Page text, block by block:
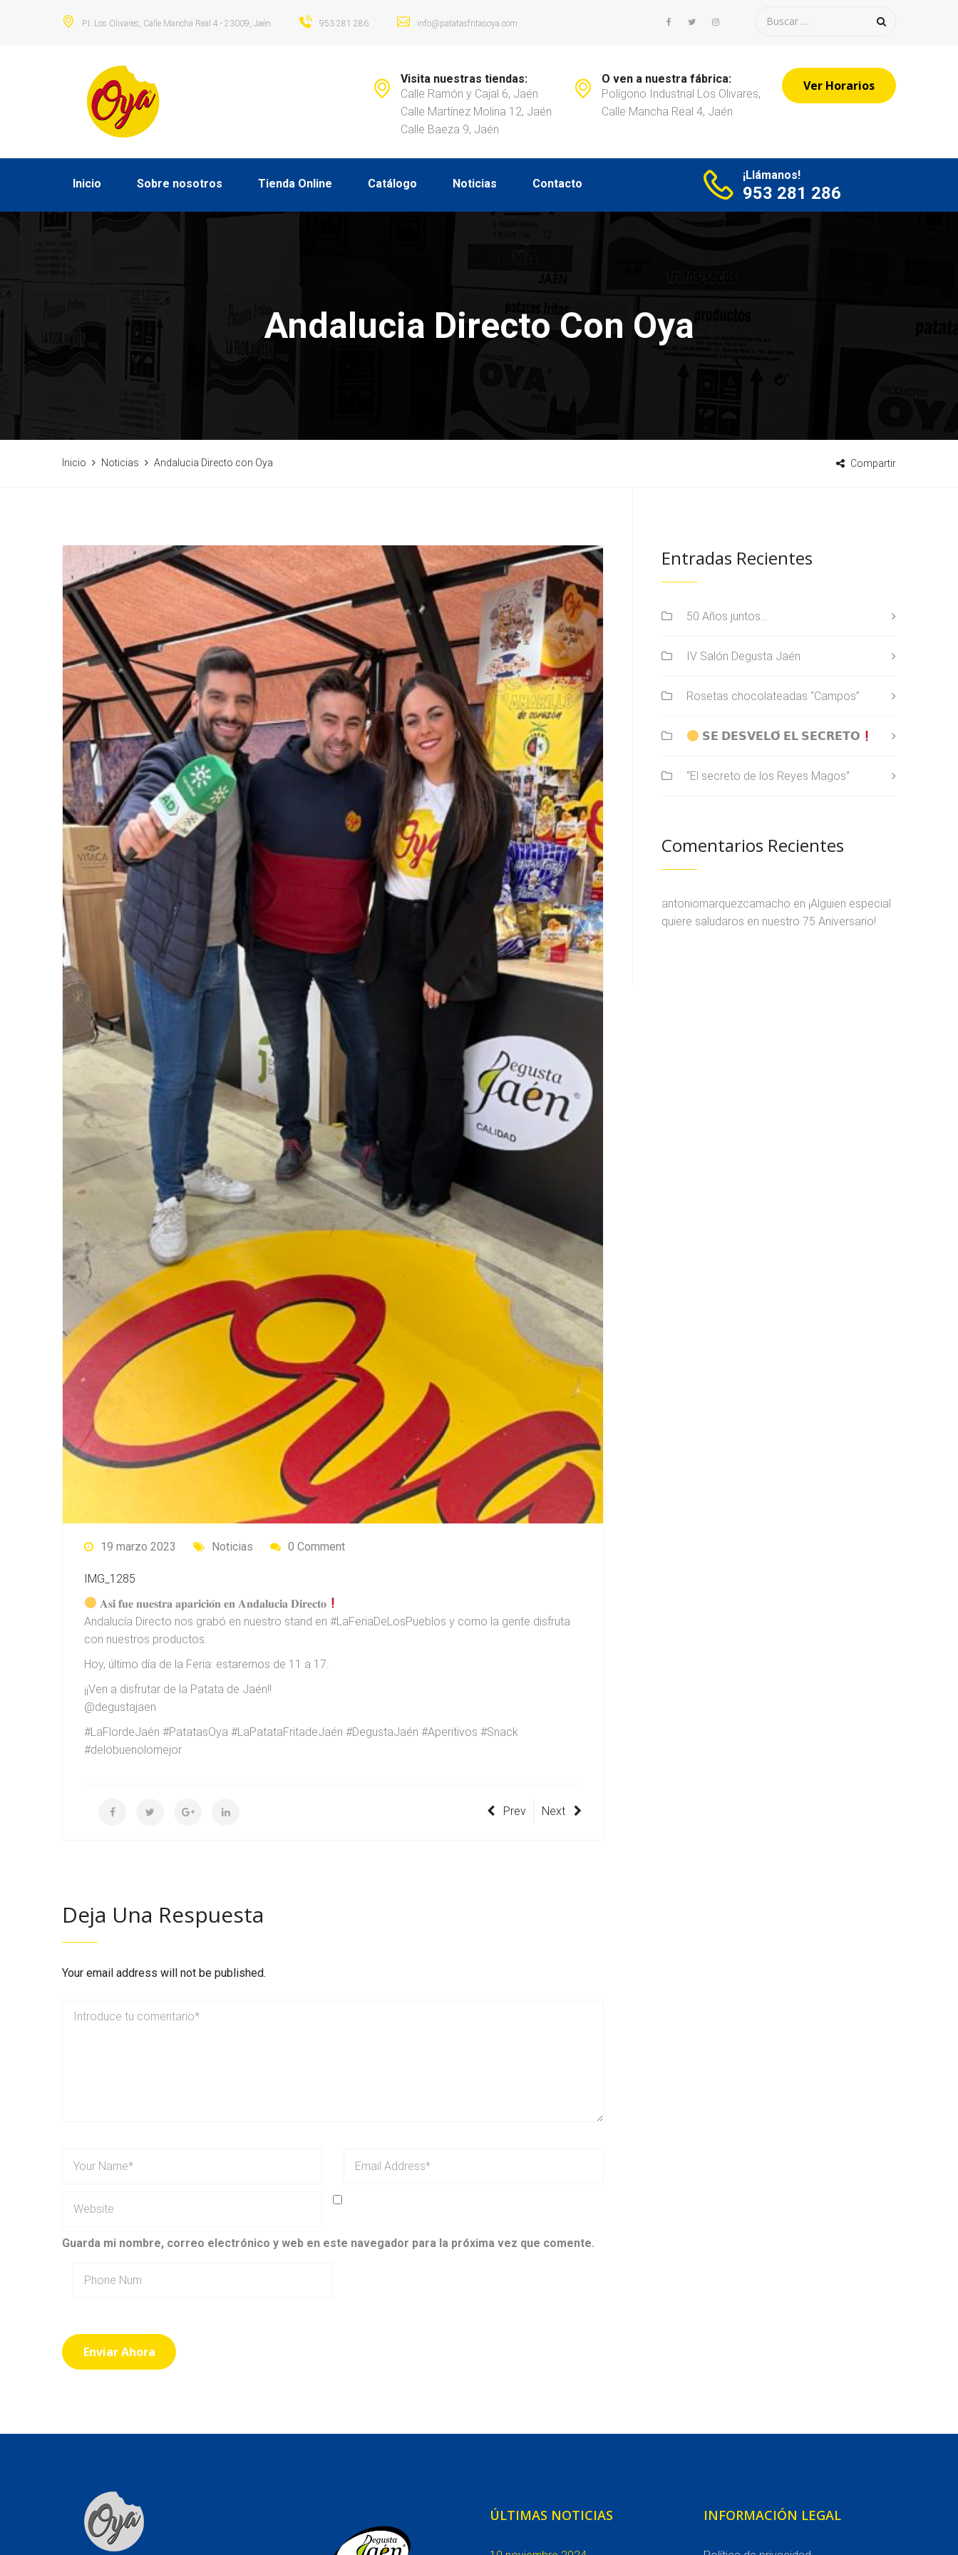
P.I. Los Olivares, Calle Mancha Real 4 - 23009, Jaén 953 281 286 info@patatasfritasoya.com
Visita nuestras tiendas:
Calle Ramón y Cajal 6, Jaén
Calle Martínez Molina 12, Jaén
Calle Baeza 9, Jaén
O ven a nuestra fábrica:
Polígono Industrial Los Olivares,
Calle Mancha Real 4, Jaén
Ver Horarios
Inicio Sobre nosotros Tienda Online Catálogo Noticias Contacto
¡Llámanos!
953 281 286
Andalucia Directo Con Oya
Inicio Noticias Andalucia Directo con Oya Compartir
19 marzo 2023 Noticias 0 Comment
IMG_1285
𝐀𝐬𝐢́ 𝐟𝐮𝐞 𝐧𝐮𝐞𝐬𝐭𝐫𝐚 𝐚𝐩𝐚𝐫𝐢𝐜𝐢𝐨́𝐧 𝐞𝐧 𝐀𝐧𝐝𝐚𝐥𝐮𝐜𝐢́𝐚 𝐃𝐢𝐫𝐞𝐜𝐭𝐨
Andalucía Directo nos grabó en nuestro stand en #LaFeriaDeLosPueblos y como la gente disfruta
con nuestros productos.
Hoy, último día de la Feria: estaremos de 11 a 17.
¡¡Ven a disfrutar de la Patata de Jaén!!
@degustajaen
#LaFlordeJaén #PatatasOya #LaPatataFritadeJaén #DegustaJaén #Aperitivos #Snack
#delobuenolomejor
Prev Next
Deja Una Respuesta
Your email address will not be published.
Guarda mi nombre, correo electrónico y web en este navegador para la próxima vez que comente.
Entradas Recientes
50 Años juntos…
IV Salón Degusta Jaén
Rosetas chocolateadas “Campos”
𝗦𝗘 𝗗𝗘𝗦𝗩𝗘𝗟𝗢́ 𝗘𝗟 𝗦𝗘𝗖𝗥𝗘𝗧𝗢
“El secreto de los Reyes Magos”
Comentarios Recientes
antoniomarquezcamacho en ¡Alguien especial
quiere saludaros en nuestro 75 Aniversario!
ÚLTIMAS NOTICIAS INFORMACIÓN LEGAL